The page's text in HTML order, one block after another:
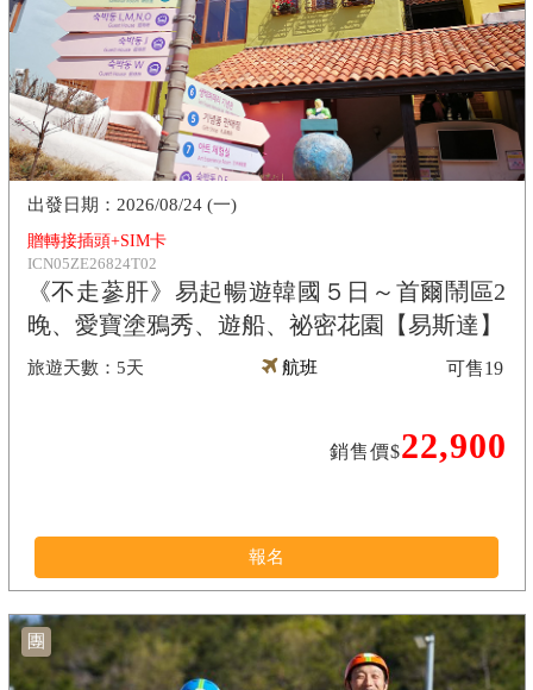
贈轉接插頭+SIM卡
ICN05ZE26824T02
《不走蔘肝》易起暢遊韓國５日～首爾鬧區2
晚、愛寶塗鴉秀、遊船、祕密花園【易斯達】
5天
2026/08/24 (一)
航班
銷售價$22,900
可售19
報名
團